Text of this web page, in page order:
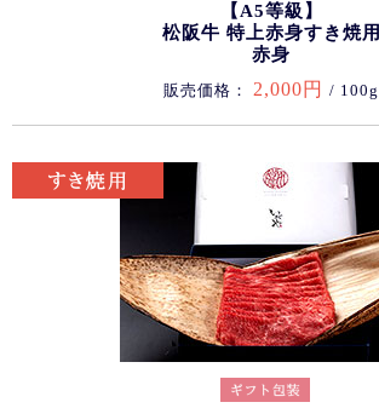
【A5等級】
松阪牛 特上赤身すき焼用
赤身
販売価格： 2,000円 / 100g